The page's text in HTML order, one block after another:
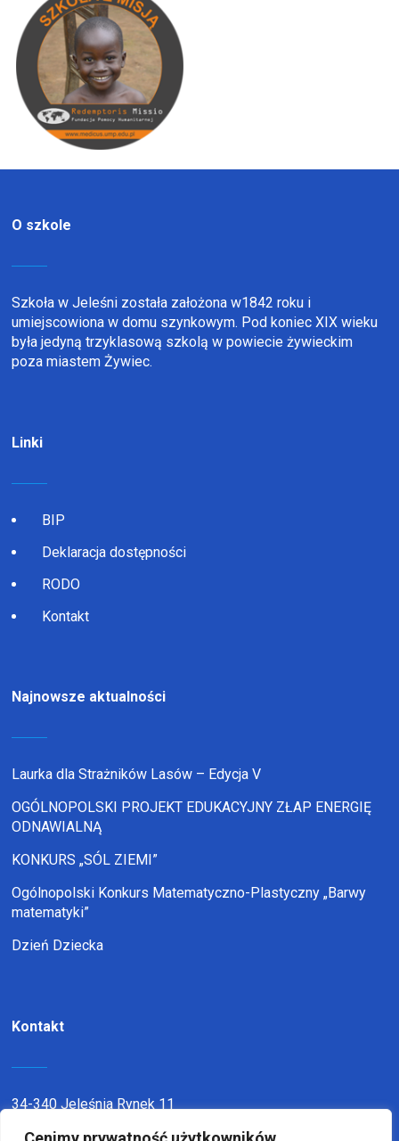
O szkole
Szkoła w Jeleśni została założona w1842 roku i
umiejscowiona w domu szynkowym. Pod koniec XIX wieku
była jedyną trzyklasową szkolą w powiecie żywieckim
poza miastem Żywiec.
Linki
BIP
Deklaracja dostępności
RODO
Kontakt
Najnowsze aktualności
Laurka dla Strażników Lasów – Edycja V
OGÓLNOPOLSKI PROJEKT EDUKACYJNY ZŁAP ENERGIĘ
ODNAWIALNĄ
KONKURS „SÓL ZIEMI”
Ogólnopolski Konkurs Matematyczno-Plastyczny „Barwy
matematyki”
Dzień Dziecka
Kontakt
34-340 Jeleśnia Rynek 11
telefon:338636116